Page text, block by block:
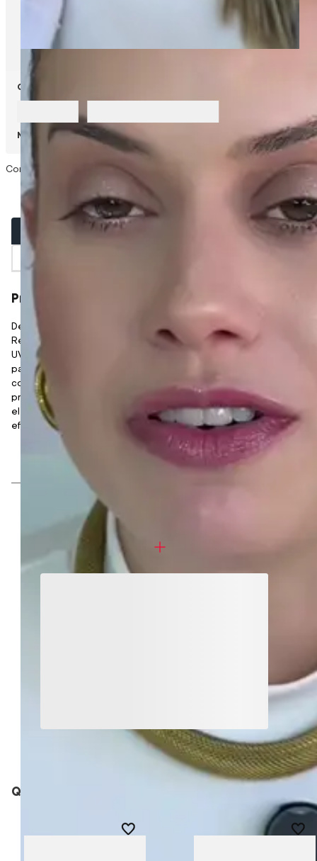
Calcular frete
Não sei meu CEP
Descrição
Protetor Solar Facial Tonalizante FPS 60
Descubra o Protetor Solar Facial Tonalizante FPS 60 da
Rennova Care, que combina proteção avançada contra raios
UVA/UVB com os benefícios antioxidantes da Vitamina E. Ideal
para todos os tipos de pele, este protetor não só defende
contra os danos solares, mas também preserva o colágeno e
protege contra a luz azul e visível. Com sua fórmula tonalizante,
ele uniformiza o tom da pele enquanto oferece uma barreira
eficaz contra os agressores diários.
COMPRE JUNTO
Quem viu, viu também